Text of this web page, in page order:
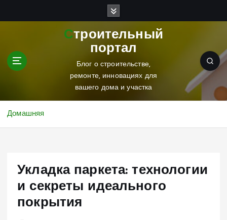
Строительный
портал
Блог о строительстве,
ремонте, инновациях для
вашего дома и участка
Домашняя
Укладка паркета: технологии
и секреты идеального
покрытия